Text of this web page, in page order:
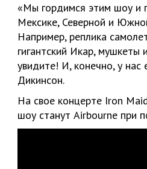
«Мы гордимся этим шоу и
Мексике, Северной и
Например, реплика
гигантский Икар, мушкеты
увидите! И, конечно, у нас
Дикинсон.
На свое концерте Iron
шоу станут Airbourne при